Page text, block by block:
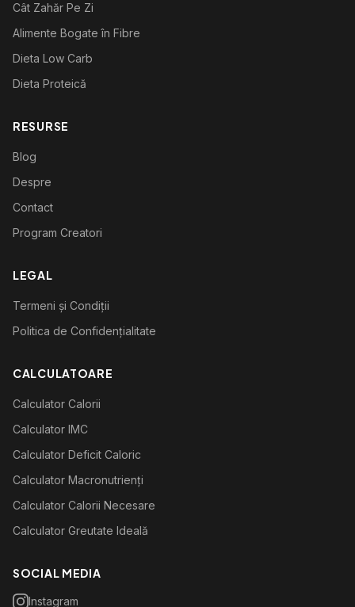
Cât Zahăr Pe Zi
Alimente Bogate în Fibre
Dieta Low Carb
Dieta Proteică
RESURSE
Blog
Despre
Contact
Program Creatori
LEGAL
Termeni și Condiții
Politica de Confidențialitate
CALCULATOARE
Calculator Calorii
Calculator IMC
Calculator Deficit Caloric
Calculator Macronutrienți
Calculator Calorii Necesare
Calculator Greutate Ideală
SOCIAL MEDIA
Instagram